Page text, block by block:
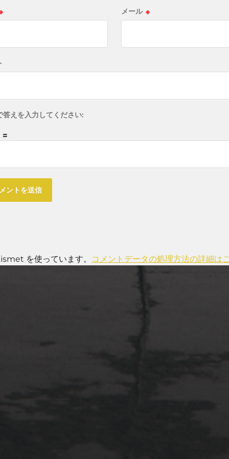
メール ※
答えを入力してください:
=
を使っています。 コメントデータの処理方法の詳細は